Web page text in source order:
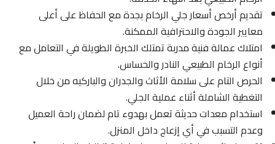
تقديم أرخص أسعار جلي الرخام بجدة مع الحفاظ على أعلى
معايير الجودة والاحترافية الممكنة.
امتلاك عمالة فنية مدربة تمتلك الخبرة الطويلة في التعامل مع
أنواع الرخام الطبيعي النادر والحساس.
الحرص التام على سلامة الأثاث والجدران والباركيه من خلال
التغطية الشاملة أثناء عملية الجلي.
استخدام معدات حديثة تعمل بهدوء تام لضمان راحة العميل
وعدم التسبب في أي إزعاج داخل المنزل.